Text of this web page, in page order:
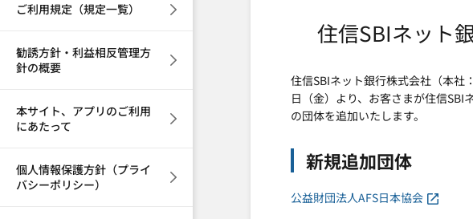
住信SBIネット
住信SBIネット銀行株式会社（本社
日（金）より、お客さまが住信
の団体を追加いたします。
新規追加団体
公益財団法人AFS日本協会
ご利用規定（規定一覧）
勧誘方針・利益相反管理方
針の概要
本サイト、アプリのご利用
にあたって
個人情報保護方針（プライ
バシーポリシー）